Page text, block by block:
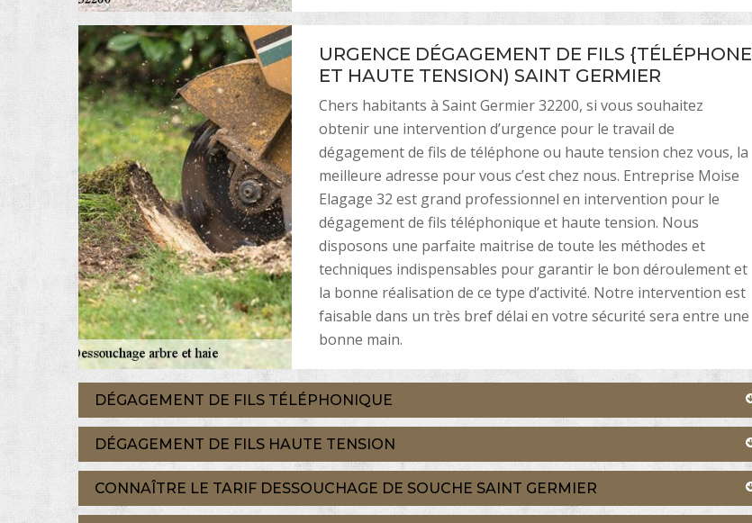
URGENCE DÉGAGEMENT DE FILS {TÉLÉPHONE
ET HAUTE TENSION) SAINT GERMIER
Chers habitants à Saint Germier 32200, si vous souhaitez
obtenir une intervention d’urgence pour le travail de
dégagement de fils de téléphone ou haute tension chez vous, la
meilleure adresse pour vous c’est chez nous. Entreprise Moise
Elagage 32 est grand professionnel en intervention pour le
dégagement de fils téléphonique et haute tension. Nous
disposons une parfaite maitrise de toute les méthodes et
techniques indispensables pour garantir le bon déroulement et
la bonne réalisation de ce type d’activité. Notre intervention est
faisable dans un très bref délai en votre sécurité sera entre une
bonne main.
DÉGAGEMENT DE FILS TÉLÉPHONIQUE
DÉGAGEMENT DE FILS HAUTE TENSION
CONNAÎTRE LE TARIF DESSOUCHAGE DE SOUCHE SAINT GERMIER